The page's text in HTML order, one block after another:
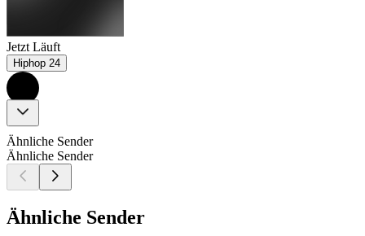
Jetzt Läuft
Hiphop 24
Ähnliche Sender
Ähnliche Sender
Ähnliche Sender